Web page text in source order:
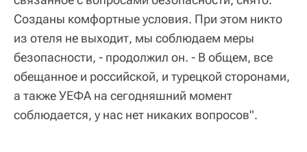
Созданы комфортные условия. При этом никто
из отеля не выходит, мы соблюдаем меры
безопасности, - продолжил он. - В общем, все
обещанное и российской, и турецкой сторонами,
а также УЕФА на сегодняшний момент
соблюдается, у нас нет никаких вопросов".